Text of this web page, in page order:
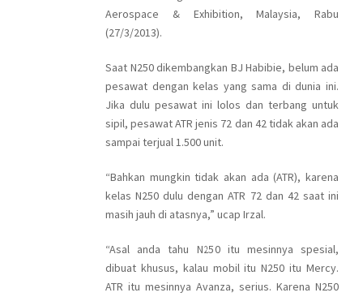
Aerospace & Exhibition, Malaysia, Rabu
(27/3/2013).
Saat N250 dikembangkan BJ Habibie, belum ada
pesawat dengan kelas yang sama di dunia ini.
Jika dulu pesawat ini lolos dan terbang untuk
sipil, pesawat ATR jenis 72 dan 42 tidak akan ada
sampai terjual 1.500 unit.
“Bahkan mungkin tidak akan ada (ATR), karena
kelas N250 dulu dengan ATR 72 dan 42 saat ini
masih jauh di atasnya,” ucap Irzal.
“Asal anda tahu N250 itu mesinnya spesial,
dibuat khusus, kalau mobil itu N250 itu Mercy.
ATR itu mesinnya Avanza, serius. Karena N250